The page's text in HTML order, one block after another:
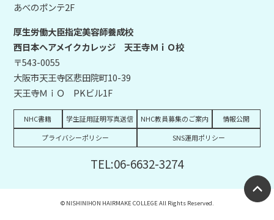
あべのポンテ2F
厚生労働大臣指定美容師養成校
西日本ヘアメイクカレッジ 天王寺ＭｉＯ校
〒543-0055
大阪市天王寺区悲田院町10-39
天王寺ＭｉＯ PKビル1F
NHC書籍 学生証用証明写真送信 NHC教員募集のご案内
情報公開
プライバシーポリシー
SNS運用ポリシー
TEL:06-6632-3274
© NISHINIHON HAIRMAKE COLLEGE All Rights Reserved.